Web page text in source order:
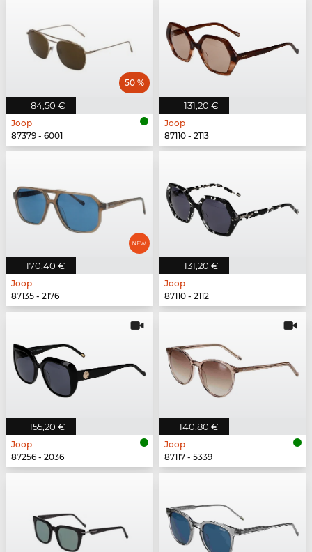
84,50 €
50 %
Joop
87379 - 6001
131,20 €
Joop
87110 - 2113
170,40 €
Joop
87135 - 2176
131,20 €
Joop
87110 - 2112
155,20 €
Joop
87256 - 2036
140,80 €
Joop
87117 - 5339